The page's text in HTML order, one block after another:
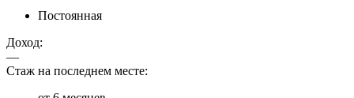
Постоянная
Доход:
—
Стаж на последнем месте: